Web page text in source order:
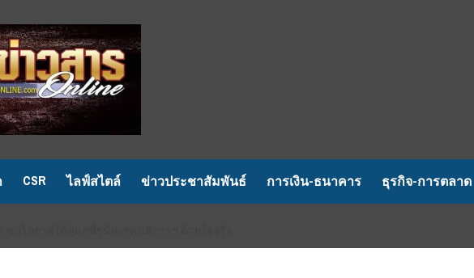
CSR ไลฟ์สไตล์ ข่าวประชาสัมพันธ์ การเงิน-ธนาคาร ธุรกิจ-การตลาด